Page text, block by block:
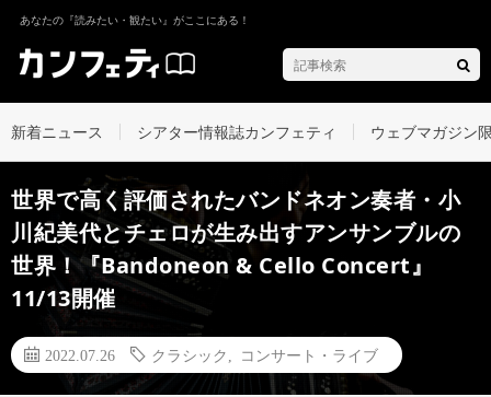
あなたの『読みたい・観たい』がここにある！
新着ニュース シアター情報誌カンフェティ ウェブマガジン
世界で高く評価されたバンドネオン奏者・小
川紀美代とチェロが生み出すアンサンブルの
世界！『Bandoneon & Cello Concert』
11/13開催
2022.07.26 クラシック コンサート・ライブ